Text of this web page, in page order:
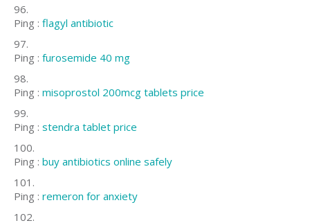
Ping : flagyl antibiotic
Ping : furosemide 40 mg
Ping : misoprostol 200mcg tablets price
Ping : stendra tablet price
Ping : buy antibiotics online safely
Ping : remeron for anxiety